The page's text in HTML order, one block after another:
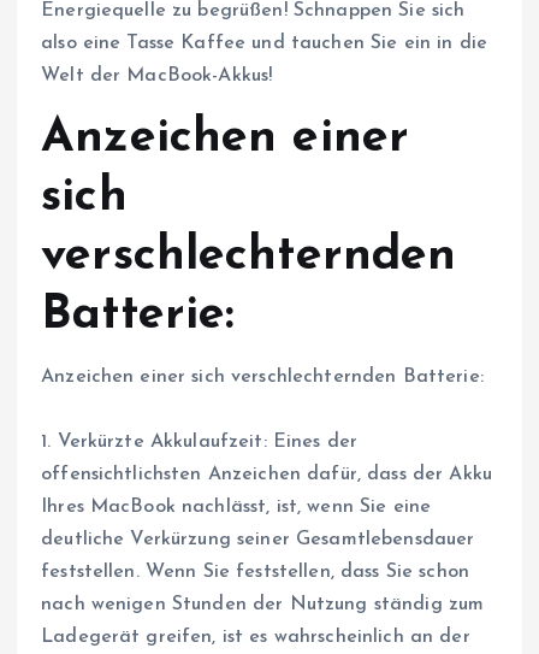
Energiequelle zu begrüßen! Schnappen Sie sich
also eine Tasse Kaffee und tauchen Sie ein in die
Welt der MacBook-Akkus!
Anzeichen einer
sich
verschlechternden
Batterie:
Anzeichen einer sich verschlechternden Batterie:
1. Verkürzte Akkulaufzeit: Eines der
offensichtlichsten Anzeichen dafür, dass der Akku
Ihres MacBook nachlässt, ist, wenn Sie eine
deutliche Verkürzung seiner Gesamtlebensdauer
feststellen. Wenn Sie feststellen, dass Sie schon
nach wenigen Stunden der Nutzung ständig zum
Ladegerät greifen, ist es wahrscheinlich an der